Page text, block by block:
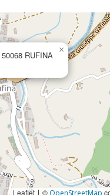
RUFINA ×
Leaflet | © OpenStreetMap